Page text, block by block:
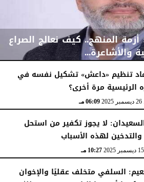
المنهج.. كيف نعالج الصراع
والأشاعرة...
تنظيم «داعش» تشكيل نفسه في
الرئيسية مرة أخرى؟
06:09 مـ
لا يجوز تكفير من استحل
والتدخين لهذه الأسباب
10:27 مـ
السلفي متخلف عقليًا والإخوان